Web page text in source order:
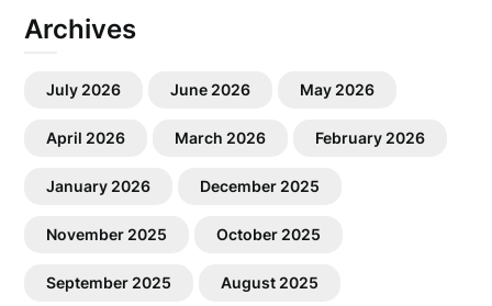
Archives
July 2026 June 2026 May 2026
April 2026 March 2026 February 2026
January 2026 December 2025
November 2025 October 2025
September 2025 August 2025